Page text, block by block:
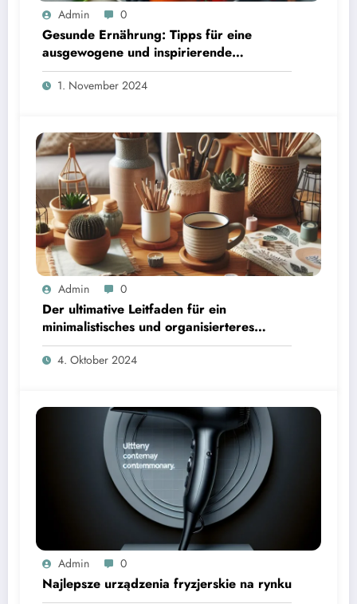
Admin 0
Gesunde Ernährung: Tipps für eine
ausgewogene und inspirierende
Ernährung
1. November 2024
Admin 0
Der ultimative Leitfaden für ein
minimalistisches und organisierteres
Zuhause
4. Oktober 2024
Admin 0
Najlepsze urządzenia fryzjerskie na rynku